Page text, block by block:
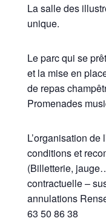
La salle des
unique.
Le parc qui se
et la mise en
de repas
Promenades
L’organisation de
conditions et
(Billetterie,
contractuelle –
annulations
63 50 86 38